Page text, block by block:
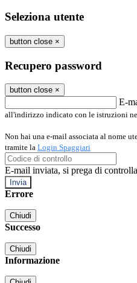
Seleziona utente
button close ×
Recupero password
button close ×
E-
all'indirizzo indicato con le istruzioni
Non hai una e-mail associata al nome
tramite la Login Spaggiari
E-mail inviata, si prega di
Errore
Chiudi
Successo
Chiudi
Informazione